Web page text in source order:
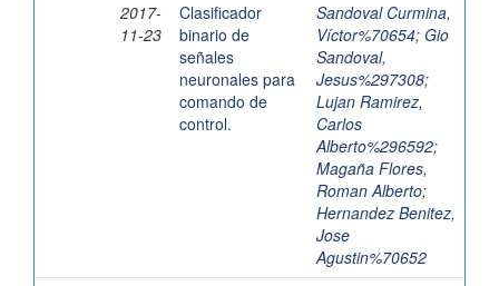
2017-
11-23
Clasificador
binario de
señales
neuronales para
comando de
control.
Sandoval Curmina,
Víctor%70654; Gio
Sandoval,
Jesus%297308;
Lujan Ramirez,
Carlos
Alberto%296592;
Magaña Flores,
Roman Alberto;
Hernandez Benitez,
Jose
Agustin%70652